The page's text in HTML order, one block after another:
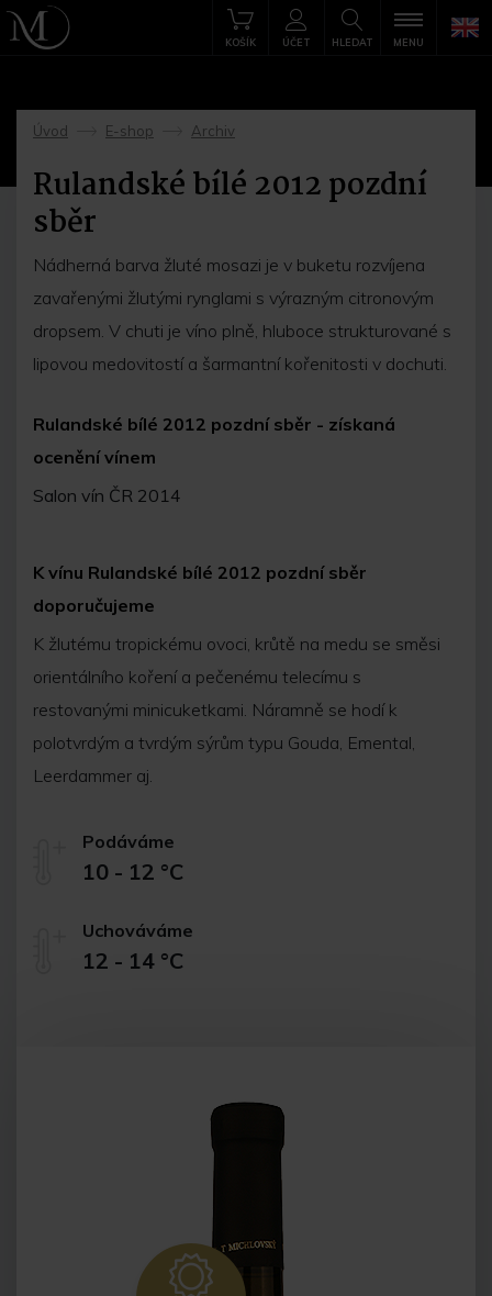
HLEDAT
KOŠÍK ÚČET MENU
Úvod
->
E-shop
->
Archiv
Rulandské bílé 2012 pozdní
sběr
Nádherná barva žluté mosazi je v buketu rozvíjena
zavařenými žlutými rynglami s výrazným citronovým
dropsem. V chuti je víno plně, hluboce strukturované s
lipovou medovitostí a šarmantní kořenitosti v dochuti.
Rulandské bílé 2012 pozdní sběr - získaná
ocenění vínem
Salon vín ČR 2014
K vínu Rulandské bílé 2012 pozdní sběr
doporučujeme
K žlutému tropickému ovoci, krůtě na medu se směsi
orientálního koření a pečenému telecímu s
restovanými minicuketkami. Náramně se hodí k
polotvrdým a tvrdým sýrům typu Gouda, Emental,
Leerdammer aj.
Podáváme
10 - 12 °C
Uchováváme
12 - 14 °C